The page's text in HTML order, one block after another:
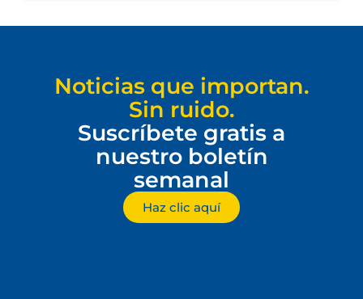
Noticias que importan.
Sin ruido.
Suscríbete gratis a
nuestro boletín
semanal
Haz clic aquí